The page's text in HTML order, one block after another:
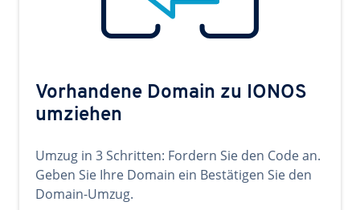
Vorhandene Domain zu IONOS
umziehen
Umzug in 3 Schritten: Fordern Sie den Code an.
Geben Sie Ihre Domain ein Bestätigen Sie den
Domain-Umzug.